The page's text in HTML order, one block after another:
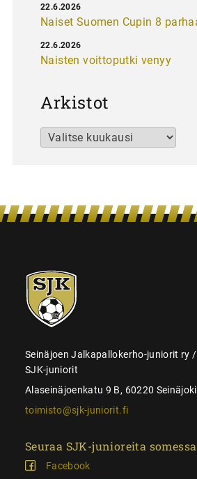
Naiset Suomen Cupin 8
22.6.2026
Naisten voittoputki venyy
22.6.2026
Arkistot
Arkistot
SJK-
juniorit
Seinäjoen Jalkapallokerho-juniorit ry /
SJK-juniorit
Alaseinäjoenkatu 9 B, 60220 Seinäjoki
toimisto@sjk-juniorit.fi
Seuraa SJK-junioreita somessa
Facebook